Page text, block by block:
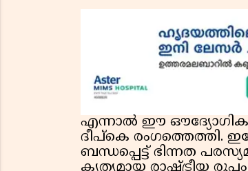
എന്നാൽ ഈ ഔദ്യോഗിക
ദീപ്കെ രംഗത്തെത്തി.
ബന്ധപ്പെട്ട് ഭിന്നത